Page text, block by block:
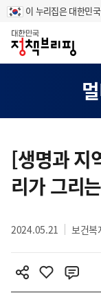
이 누리집은 대한민
홈
텐
츠
영
[생명과 지
리가 그리
2024.05.21 보건복